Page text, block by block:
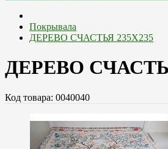
Покрывала
ДЕРЕВО СЧАСТЬЯ 235Х235
ДЕРЕВО
Код товара: 0040040